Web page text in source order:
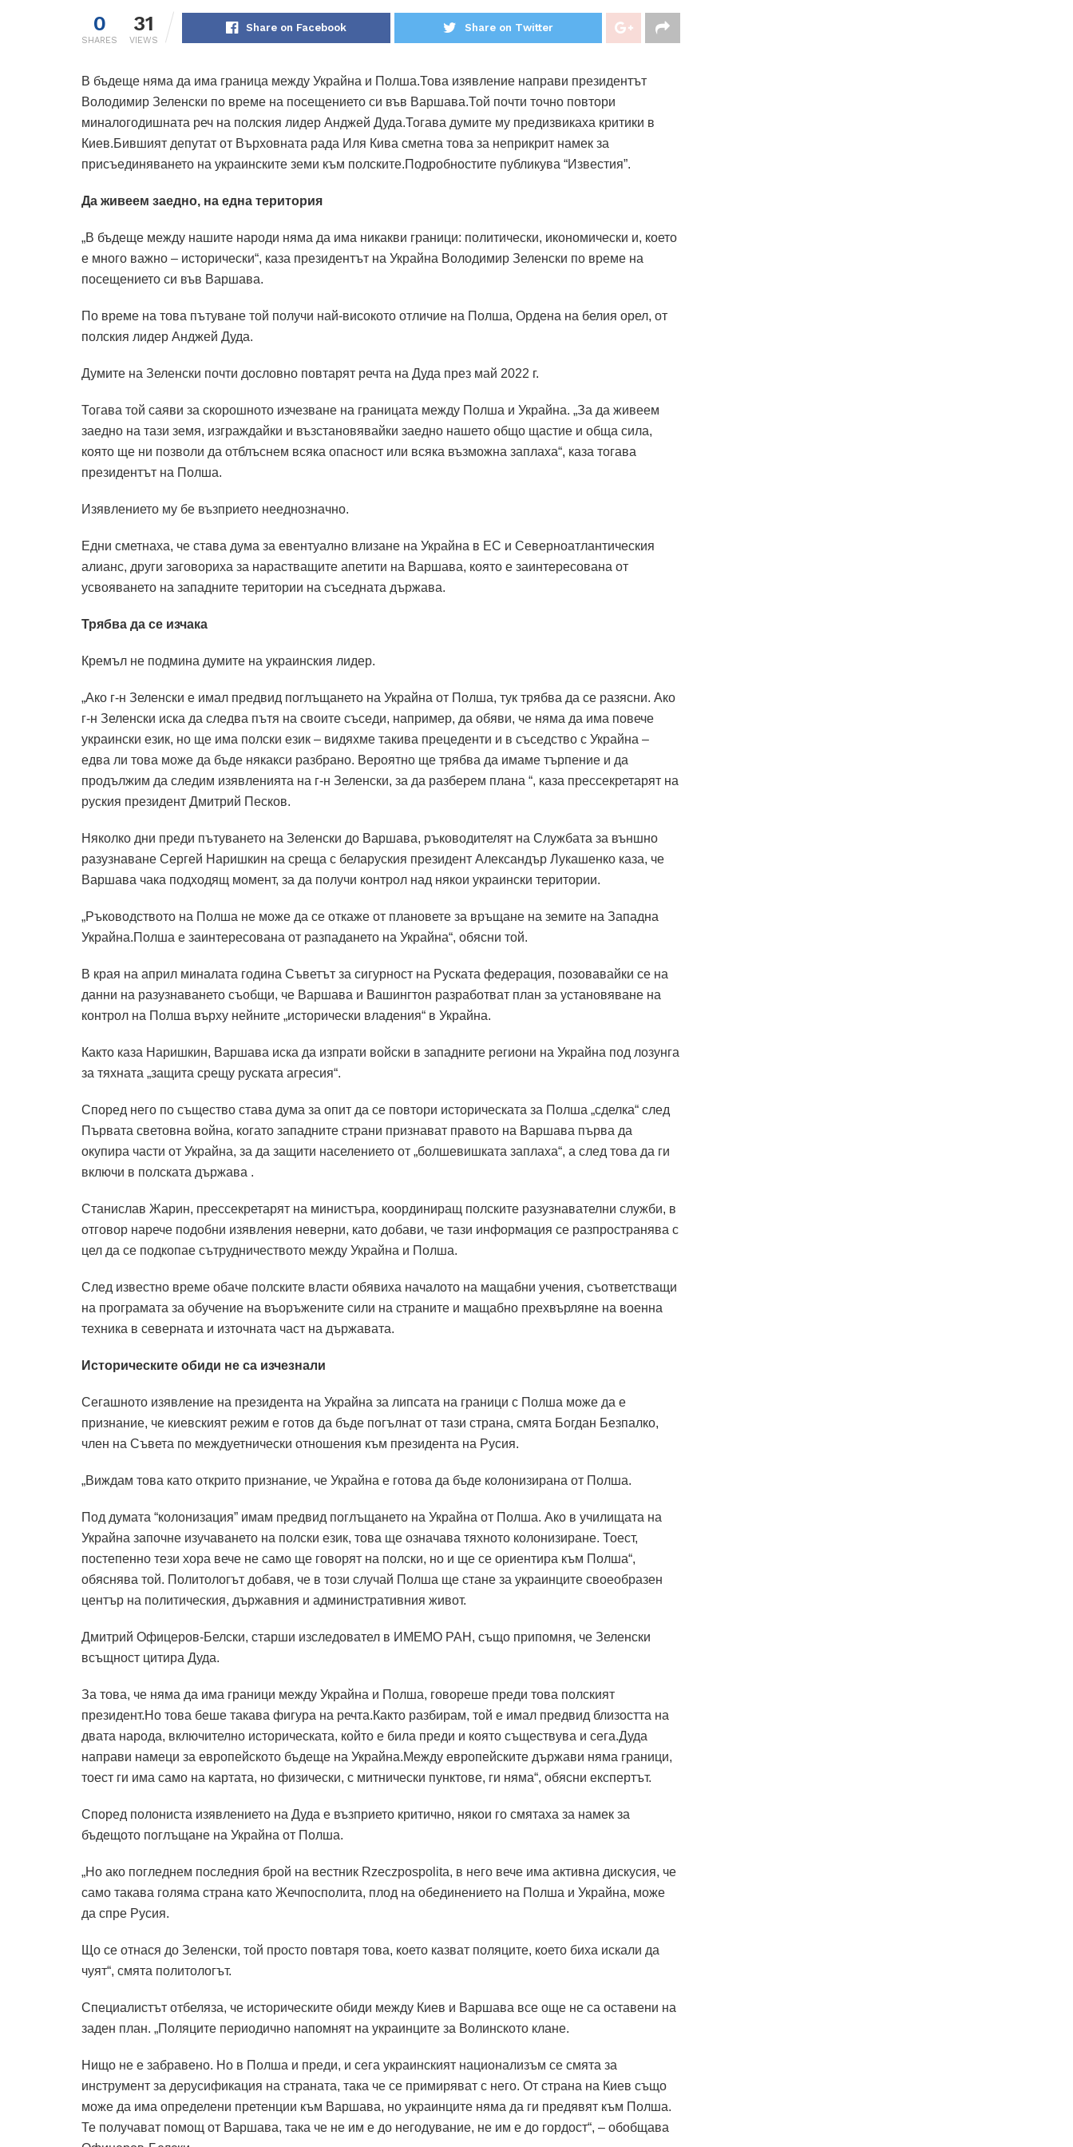
0
SHARES
31
VIEWS
Share on Facebook Share on Twitter
В бъдеще няма да има граница между Украйна и Полша.Това изявление направи президентът
Володимир Зеленски по време на посещението си във Варшава.Той почти точно повтори
миналогодишната реч на полския лидер Анджей Дуда.Тогава думите му предизвикаха критики в
Киев.Бившият депутат от Върховната рада Иля Кива сметна това за неприкрит намек за
присъединяването на украинските земи към полските.Подробностите публикува “Известия”.
Да живеем заедно, на една територия
„В бъдеще между нашите народи няма да има никакви граници: политически, икономически и, което
е много важно – исторически“, каза президентът на Украйна Володимир Зеленски по време на
посещението си във Варшава.
По време на това пътуване той получи най-високото отличие на Полша, Ордена на белия орел, от
полския лидер Анджей Дуда.
Думите на Зеленски почти дословно повтарят речта на Дуда през май 2022 г.
Тогава той саяви за скорошното изчезване на границата между Полша и Украйна. „За да живеем
заедно на тази земя, изграждайки и възстановявайки заедно нашето общо щастие и обща сила,
която ще ни позволи да отблъснем всяка опасност или всяка възможна заплаха“, каза тогава
президентът на Полша.
Изявлението му бе възприето нееднозначно.
Едни сметнаха, че става дума за евентуално влизане на Украйна в ЕС и Северноатлантическия
алианс, други заговориха за нарастващите апетити на Варшава, която е заинтересована от
усвояването на западните територии на съседната държава.
Трябва да се изчака
Кремъл не подмина думите на украинския лидер.
„Ако г-н Зеленски е имал предвид поглъщането на Украйна от Полша, тук трябва да се разясни. Ако
г-н Зеленски иска да следва пътя на своите съседи, например, да обяви, че няма да има повече
украински език, но ще има полски език – видяхме такива прецеденти и в съседство с Украйна –
едва ли това може да бъде някакси разбрано. Вероятно ще трябва да имаме търпение и да
продължим да следим изявленията на г-н Зеленски, за да разберем плана “, каза прессекретарят на
руския президент Дмитрий Песков.
Няколко дни преди пътуването на Зеленски до Варшава, ръководителят на Службата за външно
разузнаване Сергей Наришкин на среща с беларуския президент Александър Лукашенко каза, че
Варшава чака подходящ момент, за да получи контрол над някои украински територии.
„Ръководството на Полша не може да се откаже от плановете за връщане на земите на Западна
Украйна.Полша е заинтересована от разпадането на Украйна“, обясни той.
В края на април миналата година Съветът за сигурност на Руската федерация, позовавайки се на
данни на разузнаването съобщи, че Варшава и Вашингтон разработват план за установяване на
контрол на Полша върху нейните „исторически владения“ в Украйна.
Както каза Наришкин, Варшава иска да изпрати войски в западните региони на Украйна под лозунга
за тяхната „защита срещу руската агресия“.
Според него по същество става дума за опит да се повтори историческата за Полша „сделка“ след
Първата световна война, когато западните страни признават правото на Варшава първа да
окупира части от Украйна, за да защити населението от „болшевишката заплаха“, а след това да ги
включи в полската държава .
Станислав Жарин, прессекретарят на министъра, координиращ полските разузнавателни служби, в
отговор нарече подобни изявления неверни, като добави, че тази информация се разпространява с
цел да се подкопае сътрудничеството между Украйна и Полша.
След известно време обаче полските власти обявиха началото на мащабни учения, съответстващи
на програмата за обучение на въоръжените сили на страните и мащабно прехвърляне на военна
техника в северната и източната част на държавата.
Историческите обиди не са изчезнали
Сегашното изявление на президента на Украйна за липсата на граници с Полша може да е
признание, че киевският режим е готов да бъде погълнат от тази страна, смята Богдан Безпалко,
член на Съвета по междуетнически отношения към президента на Русия.
„Виждам това като открито признание, че Украйна е готова да бъде колонизирана от Полша.
Под думата “колонизация” имам предвид поглъщането на Украйна от Полша. Ако в училищата на
Украйна започне изучаването на полски език, това ще означава тяхното колонизиране. Тоест,
постепенно тези хора вече не само ще говорят на полски, но и ще се ориентира към Полша“,
обяснява той. Политологът добавя, че в този случай Полша ще стане за украинците своеобразен
център на политическия, държавния и административния живот.
Дмитрий Офицеров-Белски, старши изследовател в ИМЕМО РАН, също припомня, че Зеленски
всъщност цитира Дуда.
За това, че няма да има граници между Украйна и Полша, говореше преди това полският
президент.Но това беше такава фигура на речта.Както разбирам, той е имал предвид близостта на
двата народа, включително историческата, който е била преди и която съществува и сега.Дуда
направи намеци за европейското бъдеще на Украйна.Между европейските държави няма граници,
тоест ги има само на картата, но физически, с митнически пунктове, ги няма“, обясни експертът.
Според полониста изявлението на Дуда е възприето критично, някои го смятаха за намек за
бъдещото поглъщане на Украйна от Полша.
„Но ако погледнем последния брой на вестник Rzeczpospolita, в него вече има активна дискусия, че
само такава голяма страна като Жечпосполита, плод на обединението на Полша и Украйна, може
да спре Русия.
Що се отнася до Зеленски, той просто повтаря това, което казват поляците, което биха искали да
чуят“, смята политологът.
Специалистът отбеляза, че историческите обиди между Киев и Варшава все още не са оставени на
заден план. „Поляците периодично напомнят на украинците за Волинското клане.
Нищо не е забравено. Но в Полша и преди, и сега украинският национализъм се смята за
инструмент за дерусификация на страната, така че се примиряват с него. От страна на Киев също
може да има определени претенции към Варшава, но украинците няма да ги предявят към Полша.
Те получават помощ от Варшава, така че не им е до негодувание, не им е до гордост“, – обобщава